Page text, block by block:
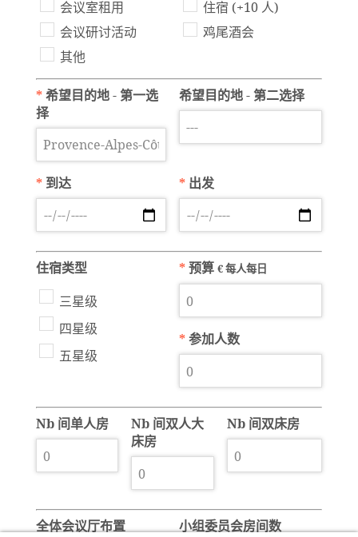
会议室租用
住宿 (+10 人)
会议研讨活动
鸡尾酒会
其他
*希望目的地 - 第一选
择
希望目的地 - 第二选择
* 到达 * 出发
住宿类型
三星级
四星级
五星级
*预算 € 每人每日
*参加人数
Nb 间单人房
Nb 间双人大
床房
Nb 间双床房
全体会议厅布置 小组委员会房间数